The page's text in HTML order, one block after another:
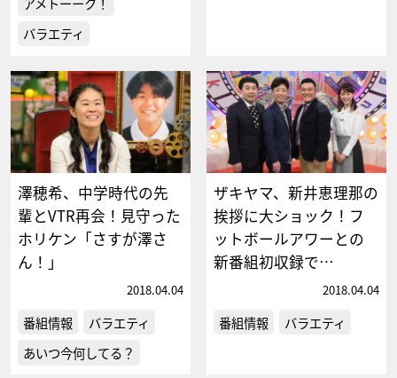
バラエティ
澤穂希、中学時代の先
輩とVTR再会！見守った
ホリケン「さすが澤さ
ん！」
2018.04.04
番組情報
バラエティ
あいつ今何してる？
ザキヤマ、新井恵理那の
挨拶に大ショック！フ
ットボールアワーとの
新番組初収録で…
2018.04.04
番組情報 バラエティ